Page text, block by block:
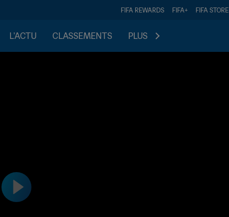
FIFA REWARDS FIFA+ FIFA STORE
L'ACTU CLASSEMENTS PLUS